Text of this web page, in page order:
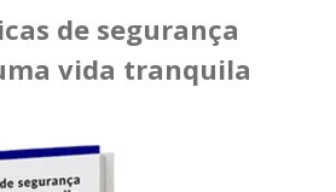
de segurança
vida tranquila